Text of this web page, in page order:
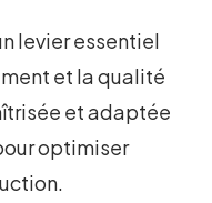
levier essentiel
et la qualité
et adaptée
optimiser